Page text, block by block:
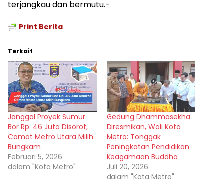
terjangkau dan bermutu.-
Print Berita
Terkait
Janggal Proyek Sumur
Bor Rp. 46 Juta Disorot,
Camat Metro Utara Milih
Bungkam
Februari 5, 2026
dalam "Kota Metro"
Gedung Dhammasekha
Diresmikan, Wali Kota
Metro: Tonggak
Peningkatan Pendidikan
Keagamaan Buddha
Juli 20, 2026
dalam "Kota Metro"